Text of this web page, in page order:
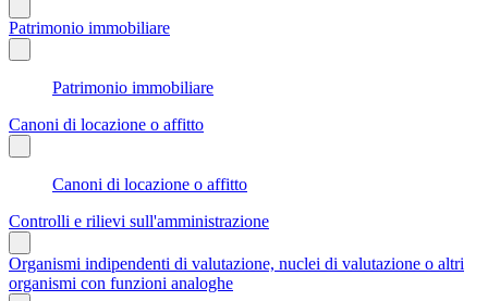
Patrimonio immobiliare
Patrimonio immobiliare
Canoni di locazione o affitto
Canoni di locazione o affitto
Controlli e rilievi sull'amministrazione
Organismi indipendenti di valutazione, nuclei di valutazione o altri
organismi con funzioni analoghe